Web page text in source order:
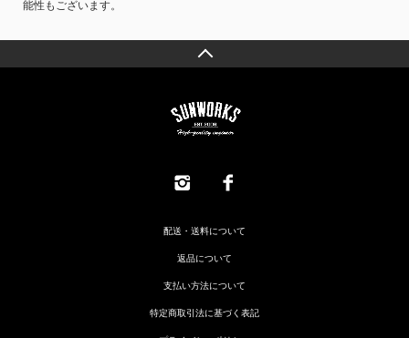
能性もございます。
配送・送料について
返品について
支払い方法について
特定商取引法に基づく表記